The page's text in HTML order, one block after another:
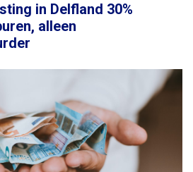
in Delfland 30%
alleen